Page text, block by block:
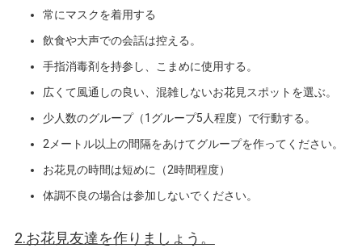
常にマスクを着用する
飲食や大声での会話は控える。
手指消毒剤を持参し、こまめに使用する。
広くて風通しの良い、混雑しないお花見スポットを選ぶ。
少人数のグループ（1グループ5人程度）で行動する。
2メートル以上の間隔をあけてグループを作ってください。
お花見の時間は短めに（2時間程度）
体調不良の場合は参加しないでください。
2.お花見友達を作りましょう。